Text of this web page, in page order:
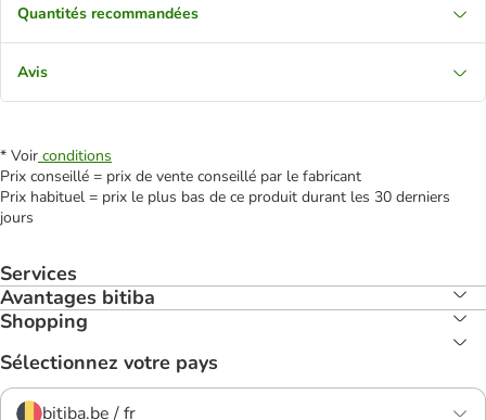
Quantités recommandées
Avis
* Voir conditions
Prix conseillé = prix de vente conseillé par le fabricant
Prix habituel = prix le plus bas de ce produit durant les 30 derniers
jours
Services
Avantages bitiba
Shopping
Sélectionnez votre pays
bitiba.be / fr